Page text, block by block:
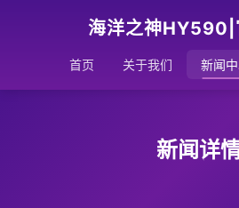
海洋之神HY590|
首页 关于我们 新闻
新闻详